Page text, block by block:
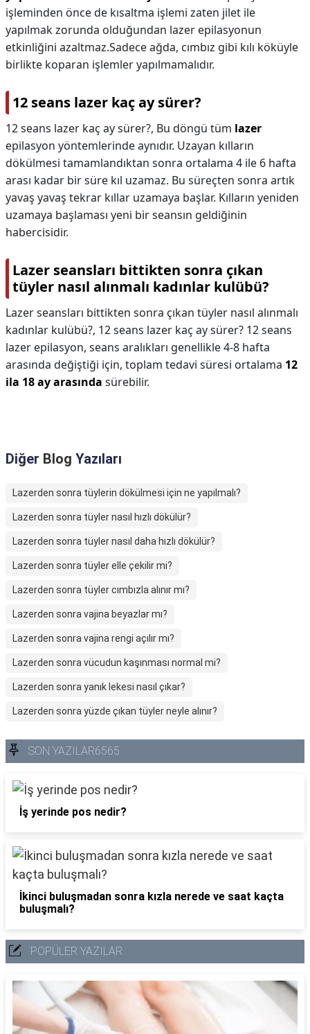
işleminden önce de kısaltma işlemi zaten jilet ile
yapılmak zorunda olduğundan lazer epilasyonun
etkinliğini azaltmaz.Sadece ağda, cımbız gibi kılı köküyle
birlikte koparan işlemler yapılmamalıdır.
12 seans lazer kaç ay sürer?
12 seans lazer kaç ay sürer?, Bu döngü tüm lazer
epilasyon yöntemlerinde aynıdır. Uzayan kılların
dökülmesi tamamlandıktan sonra ortalama 4 ile 6 hafta
arası kadar bir süre kıl uzamaz. Bu süreçten sonra artık
yavaş yavaş tekrar kıllar uzamaya başlar. Kılların yeniden
uzamaya başlaması yeni bir seansın geldiğinin
habercisidir.
Lazer seansları bittikten sonra çıkan
tüyler nasıl alınmalı kadınlar kulübü?
Lazer seansları bittikten sonra çıkan tüyler nasıl alınmalı
kadınlar kulübü?, 12 seans lazer kaç ay sürer? 12 seans
lazer epilasyon, seans aralıkları genellikle 4-8 hafta
arasında değiştiği için, toplam tedavi süresi ortalama 12
ila 18 ay arasında sürebilir.
Diğer Blog Yazıları
Lazerden sonra tüylerin dökülmesi için ne yapılmalı?
Lazerden sonra tüyler nasıl hızlı dökülür?
Lazerden sonra tüyler nasıl daha hızlı dökülür?
Lazerden sonra tüyler elle çekilir mi?
Lazerden sonra tüyler cımbızla alınır mı?
Lazerden sonra vajina beyazlar mı?
Lazerden sonra vajina rengi açılır mı?
Lazerden sonra vücudun kaşınması normal mi?
Lazerden sonra yanık lekesi nasıl çıkar?
Lazerden sonra yüzde çıkan tüyler neyle alınır?
SON YAZILAR6565
İş yerinde pos nedir?
İkinci buluşmadan sonra kızla nerede ve saat kaçta
buluşmalı?
POPÜLER YAZILAR